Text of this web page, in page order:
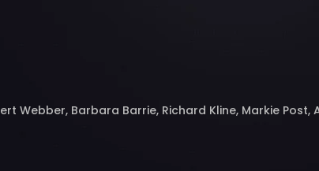
Webber, Barbara Barrie, Richard Kline, Markie Post,
Jill Jacobson, William Dozier, Sharon Stone